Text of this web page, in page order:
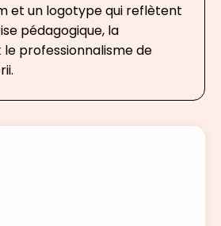
et un logotype qui reflètent
pédagogique, la
professionnalisme de